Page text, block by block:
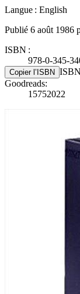
Langue : English
Publié 6 août 1986
ISBN :
978-0-345-
Copier l’ISBN
Goodreads:
15752022